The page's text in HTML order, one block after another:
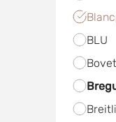
BLU
Bovet